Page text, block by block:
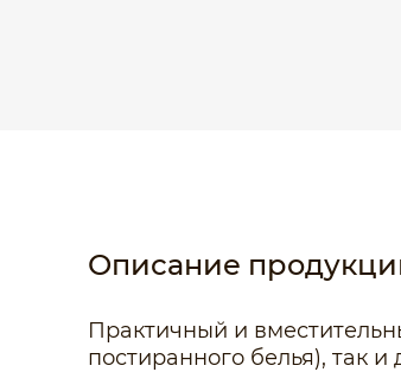
Описание
Практичный и
постиранного белья), так и